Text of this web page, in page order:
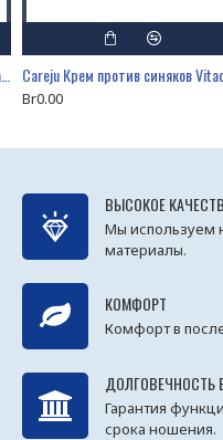
Br0.00
ВЫСОКОЕ
Мы используем
материалы.
КОМФОРТ
Комфорт в
ДОЛГОВЕЧНОСТЬ
Гарантия
срока ношения.